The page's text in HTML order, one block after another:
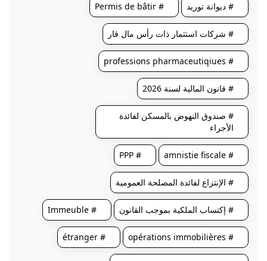
# ديوانة توريد # Permis de bâtir
# شركات استثمار ذات رأس مال قار
# professions pharmaceutiqiues
# قانون المالية لسنة 2026
# صندوق النهوض بالمسكن لفائدة
الأجراء
# amnistie fiscale
# PPP
# الإنتزاع لفائدة المصلحة العمومية
# إكتساب الملكية بموجب القانون # Immeuble
# opérations immobilières
# étranger